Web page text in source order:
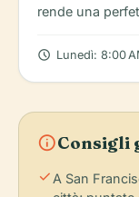
rende una
schedule Lunedì: 8:00
infoConsigli
check A San